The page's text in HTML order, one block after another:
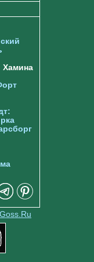
Хамина
Goss.Ru